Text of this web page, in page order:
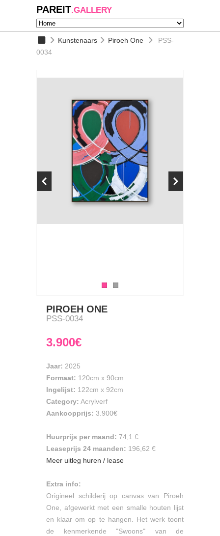
PAREIT.GALLERY
Kunstenaars Piroeh One
PSS-
0034
PIROEH ONE
PSS-0034
3.900€
Jaar: 2025
Formaat: 120cm x 90cm
Ingelijst: 122cm x 92cm
Category: Acrylverf
Aankoopprijs: 3.900€
Huurprijs per maand: 74,1 €
Leaseprijs 24 maanden: 196,62 €
Meer uitleg huren / lease
Extra info:
Origineel schilderij op canvas van Piroeh
One, afgewerkt met een smalle houten lijst
en klaar om op te hangen. Het werk toont
de kenmerkende "Swoons" van de